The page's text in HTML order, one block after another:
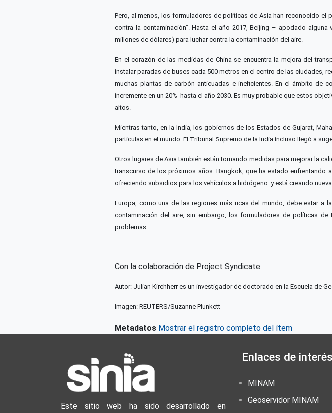
Pero, al menos, los formuladores de políticas de Asia han reconocido el
contra la contaminación”. Hasta el año 2017, Beijing – apodado
millones de dólares) para luchar contra la contaminación del aire.
En el corazón de las medidas de China se encuentra la mejora del
instalar paradas de buses cada 500 metros en el centro de las ciudades,
muchas plantas de carbón anticuadas e ineficientes. En el ámbito de
incremente en un 20% hasta el año 2030. Es muy probable que estos
altos.
Mientras tanto, en la India, los gobiernos de los Estados de Gujarat,
partículas en el mundo. El Tribunal Supremo de la India incluso llegó a
Otros lugares de Asia también están tomando medidas para mejorar la
transcurso de los próximos años. Bangkok, que ha estado enfrentando
ofreciendo subsidios para los vehículos a hidrógeno y está creando
Europa, como una de las regiones más ricas del mundo, debe estar a
contaminación del aire, sin embargo, los formuladores de políticas
problemas.
Con la colaboración de Project Syndicate
Autor: Julian Kirchherr es un investigador de doctorado en la Escuela de
Imagen: REUTERS/Suzanne Plunkett
Metadatos Mostrar el registro completo del ítem
Este sitio web ha sido desarrollado en
Enlaces de interés
MINAM
Geoservidor MINAM